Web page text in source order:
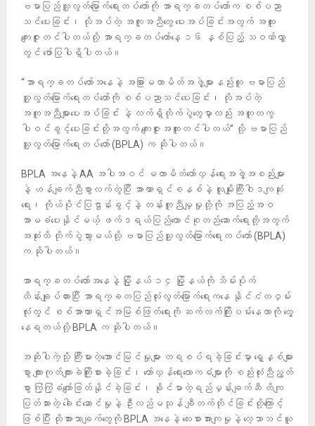
ဗမာပြည်သူ့လွတ်မြောက်ရေးတပ်တော်ကို အာရက္ခတပ်တော်က စစ်ပညာ
သင်ပေးခြင်း၊ လိုအပ်တဲ့ အကူအညီတွေ ပေးအပ်ခြင်းအတွက် အထူး
ကျေးဇူးတင်ပါတယ်လို့ အာရက္ခတပ်တော်နေ့ ၁၆ နှစ်ပြည့် သဝဏ်လွှာ
တွင် ဖော်ပြပါရှိပါတယ်။
“အာရက္ခတပ်တော်အနေနဲ့ အခြားမဟာမိတ်အဖွဲ့များနည်းတူ ဗမာပြည်
သူ့လွတ်မြောက်ရေးတပ်တော်ကို စစ်ပညာသင်ပေးခြင်း၊ လိုအပ်တဲ့
အကူအညီများပေးအပ်ခြင်း နဲ့ လက်ရှိတိုက်ပွဲတွေမှာလည်း အတူတကွ
ပါဝင်ခွင့်ပေးခြင်းတို့အတွက် ကျေးဇူးအထူးတင်ပါတယ်” လို့ ဗမာပြည်
သူ့လွတ်မြောက်ရေးတပ်တော် (BPLA) က ဆိုပါတယ်။
BPLA အနေနဲ့ AA အပါအဝင် မဟာမိတ်တော်လှန်ရေးအဖွဲ့အစည်းများ
နဲ့ ဟန်ချက်ညီစွာလက်တွဲပြီး အာဏာရှင်စနစ်နဲ့ လူမျိုးကြီးဝါဒကျဆုံး
ရေး၊ ကိုယ်ပိုင်ပြဌာန်းခွင့်နဲ့ တန်းတူညီမျှမှုတို့ကို အပြည့်အဝ
အာမခံပေးနိုင်မယ့် ဖက်ဒရယ်ပြည်ထောင်စုတည်ဆောက်ရေးတို့အတွက်
အဆုံးထိ တိုက်ပွဲသွားမယ်လို့ ဗမာပြည်သူ့လွတ်မြောက်ရေးတပ်တော် (BPLA)
က ဆိုပါတယ်။
အာရက္ခတပ်တော်အနေနဲ့ မြို့နယ် ၁၄ မြို့နယ်ကို သိမ်းပိုက်
ထိန်းချုပ်ထားပြီး အာရက္ခတပြည်လုံးလွတ်မြောက်ရေးကနေ နိုင်ငံတဝှမ်း
လုံးတွင် စစ်အာဏာရှင်အမြစ်ဖြတ်ရေးကို ဆက်လက်ကြိုးပမ်းနေတာကို တွေ့
နေရတယ်လို့ BPLA က ဆိုပါတယ်။
အဆိုပါကဲ့သို့ ကြီးမားတဲ့အောင်မြင်မှုများ တရစပ်ရခဲ့ခြင်းမှာ ရှေ့နှစ်များ
စွာ ကျားကုတ်ကျားခဲကြိုးစားခဲ့ခြင်း၊ တော်လှန်ရေးလောကဓံများကို စည်းလုံးညီညွတ်
စွာ ကြံ့ကြံ့ခံကျော်ဖြတ်နိုင်ခဲ့ခြင်း၊ ခိုင်မာတဲ့ရည်မှန်းချက်ဆီ တိကျ
ပြတ်သားတဲ့ ခေါင်းဆောင်မှုနဲ့ ဦးလည်မသုန် ချီတက်တိုင်ခြင်းတို့ကြောင့်
ဖြစ်ပြီး ထိုအားသာချက်တွေကို BPLA အနေနဲ့ လေးစားအားကျမှုနဲ့ လေ့သာသင်ယူ